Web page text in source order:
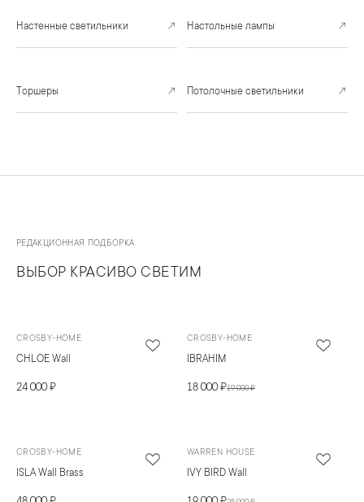
Настенные светильники ↗ Настольные лампы ↗
Торшеры ↗ Потолочные светильники ↗
РЕДАКЦИОННАЯ ПОДБОРКА
ВЫБОР КРАСИВО СВЕТИМ
CROSBY-HOME
CHLOE Wall
24 000 ₽
CROSBY-HOME
IBRAHIM
18 000 ₽19 000 ₽
CROSBY-HOME
ISLA Wall Brass
WARREN HOUSE
IVY BIRD Wall